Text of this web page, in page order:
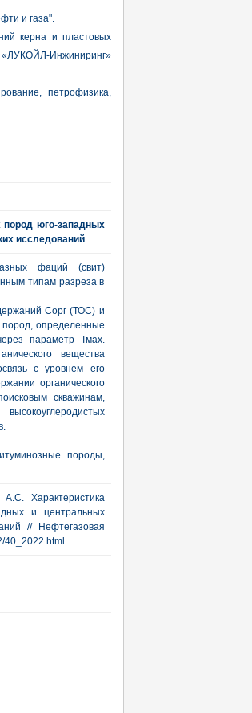
и газа".
керна и пластовых
Инжиниринг»
петрофизика,
пород юго-западных
исследований
фаций (свит)
типам разреза в
Сорг (ТОС) и
пород, определенные
параметр Тмах.
вещества
с уровнем его
органического
скважинам,
породы,
Характеристика
и центральных
// Нефтегазовая
40_2022.html